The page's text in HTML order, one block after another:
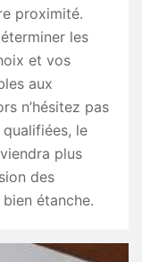
proximité.
les
et vos
aux
n’hésitez pas
le
plus
des
étanche.